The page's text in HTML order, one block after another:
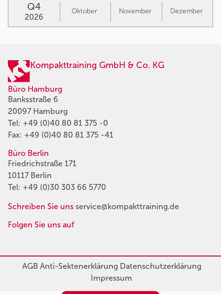
Q4
2026
Oktober November Dezember
Kompakttraining GmbH & Co. KG
Büro Hamburg
Banksstraße 6
20097 Hamburg
Tel: +49 (0)40 80 81 375 -0
Fax: +49 (0)40 80 81 375 -41
Büro Berlin
Friedrichstraße 171
10117 Berlin
Tel: +49 (0)30 303 66 5770
Schreiben Sie uns service@kompakttraining.de
Folgen Sie uns auf
AGBAnti-SektenerklärungDatenschutzerklärung
Impressum